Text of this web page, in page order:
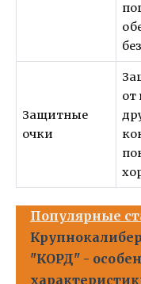
Защитные
очки
от
Популярные
"КОРД" -